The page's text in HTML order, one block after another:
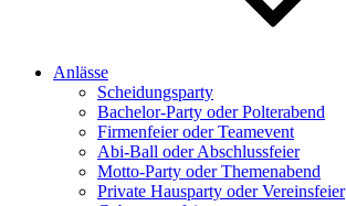
Anlässe
Scheidungsparty
Bachelor-Party oder Polterabend
Firmenfeier oder Teamevent
Abi-Ball oder Abschlussfeier
Motto-Party oder Themenabend
Private Hausparty oder Vereinsfeier